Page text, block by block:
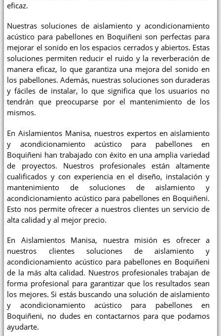
eficaz.
Nuestras soluciones de aislamiento y acondicionamiento
acústico para pabellones en Boquiñeni son perfectas para
mejorar el sonido en los espacios cerrados y abiertos. Estas
soluciones permiten reducir el ruido y la reverberación de
manera eficaz, lo que garantiza una mejora del sonido en
los pabellones. Además, nuestras soluciones son duraderas
y fáciles de instalar, lo que significa que los usuarios no
tendrán que preocuparse por el mantenimiento de los
mismos.
En Aislamientos Manisa, nuestros expertos en aislamiento
y acondicionamiento acústico para pabellones en
Boquiñeni han trabajado con éxito en una amplia variedad
de proyectos. Nuestros profesionales están altamente
cualificados y con experiencia en el diseño, instalación y
mantenimiento de soluciones de aislamiento y
acondicionamiento acústico para pabellones en Boquiñeni.
Esto nos permite ofrecer a nuestros clientes un servicio de
alta calidad y al mejor precio.
En Aislamientos Manisa, nuestra misión es ofrecer a
nuestros clientes soluciones de aislamiento y
acondicionamiento acústico para pabellones en Boquiñeni
de la más alta calidad. Nuestros profesionales trabajan de
forma profesional para garantizar que los resultados sean
los mejores. Si estás buscando una solución de aislamiento
y acondicionamiento acústico para pabellones en
Boquiñeni, no dudes en contactarnos para que podamos
ayudarte.